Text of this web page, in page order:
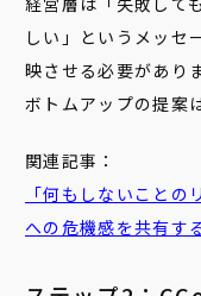
しい」というメッセ
映させる必要があり
ボトムアップの提案
関連記事：
「何もしないこと
への危機感を共有す